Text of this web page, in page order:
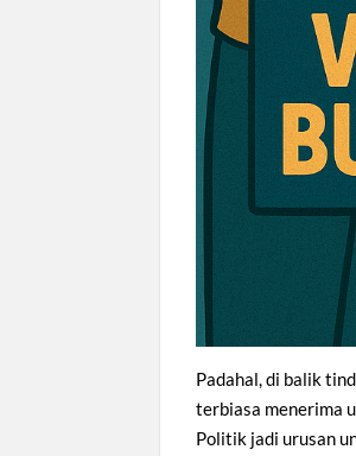
Padahal, di balik
terbiasa menerima
Politik jadi urusan